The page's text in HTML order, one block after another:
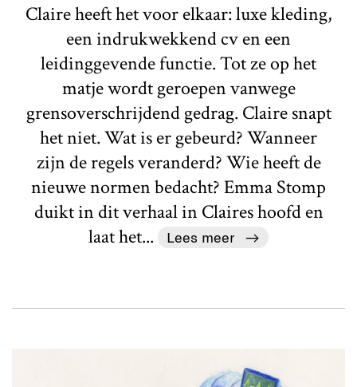
Claire heeft het voor elkaar: luxe kleding,
een indrukwekkend cv en een
leidinggevende functie. Tot ze op het
matje wordt geroepen vanwege
grensoverschrijdend gedrag. Claire snapt
het niet. Wat is er gebeurd? Wanneer
zijn de regels veranderd? Wie heeft de
nieuwe normen bedacht? Emma Stomp
duikt in dit verhaal in Claires hoofd en
laat het...
Lees meer